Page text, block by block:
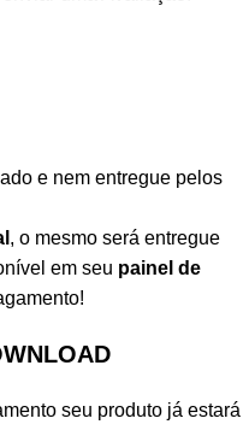
e nem entregue pelos
, o mesmo será entregue
em seu painel de
seu produto já estará